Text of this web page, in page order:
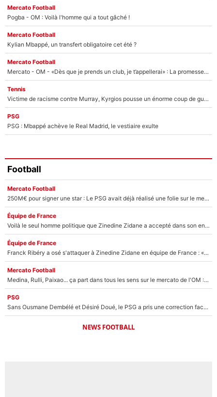
Mercato Football
Pogba - OM : Voilà l'homme qui a tout gâché !
Mercato Football
Kylian Mbappé, un transfert obligatoire cet été ?
Mercato Football
Mercato - OM - «Dès que je prends un club, je t’appellerai» : La promesse de Marcelino au moment de claquer la porte
Tennis
Victime de racisme contre Murray, Kyrgios pousse un énorme coup de gueule !
PSG
PSG : Mbappé achève le Real Madrid, le vestiaire exulte
Football
Mercato Football
250M€ pour signer une star : Le PSG avait déjà réalisé une folie sur le mercato bien avant Neymar !
Équipe de France
Voilà le seul homme politique que Zinedine Zidane a accepté dans son entourage : «Je garde un très bon souvenir de lui»
Équipe de France
Franck Ribéry a osé s'attaquer à Zinedine Zidane en équipe de France : «Je n'aurais jamais fait ça»
Mercato Football
Medina, Rulli, Paixao... ça part dans tous les sens sur le mercato de l'OM : Frank McCourt va enfin récupérer l'argent qu'il attend ?
PSG
Sans Ousmane Dembélé et Désiré Doué, le PSG a pris une correction face à Majorque : Luis Enrique attend avec impatience des renforts !
NEWS FOOTBALL